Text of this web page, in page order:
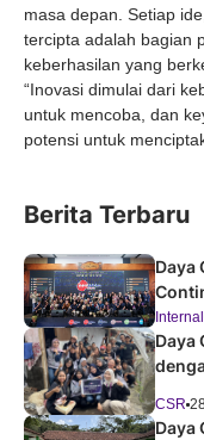
masa depan. Setiap
tercipta adalah bagian
keberhasilan yang
“Inovasi dimulai dari
untuk mencoba, dan
potensi untuk
Berita Terbaru
Daya
Internal
Daya
CSR
Daya